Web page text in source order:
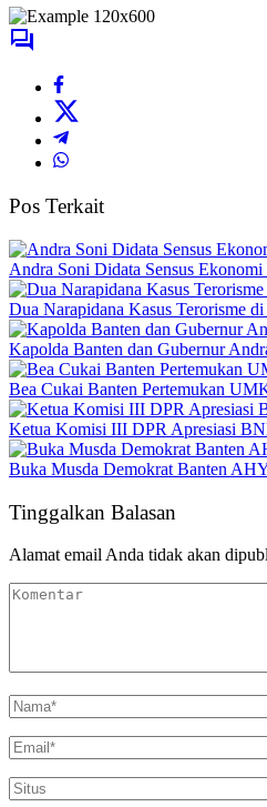
Pos Terkait
Andra Soni Didata Sensus
Dua Narapidana Kasus Terorisme
Kapolda Banten dan Gubernur
Bea Cukai Banten Pertemukan
Ketua Komisi III DPR Apresiasi
Buka Musda Demokrat Banten
Tinggalkan Balasan
Alamat email Anda tidak akan